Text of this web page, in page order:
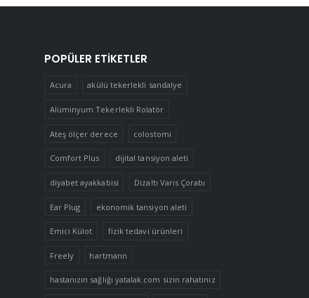
POPÜLER ETIKETLER
Acura akülü tekerlekli sandalye
Alüminyum Tekerlekli Rolatör
Ateş ölçer derece colostomi
Comfort Plus dijital tansiyon aleti
diyabet ayakkabisi Dizaltı Varis Çorabı
Ear Plug ekonomik tansiyon aleti
Emici Külot fizik tedavi ürünleri
Freely hartmann
hastanızın sağlığı yatalak.com sizin rahatınız